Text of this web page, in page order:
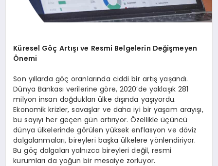
Küresel Göç Artışı ve Resmi Belgelerin Değişmeyen
Önemi
Son yıllarda göç oranlarında ciddi bir artış yaşandı.
Dünya Bankası verilerine göre, 2020’de yaklaşık 281
milyon insan doğdukları ülke dışında yaşıyordu.
Ekonomik krizler, savaşlar ve daha iyi bir yaşam arayışı,
bu sayıyı her geçen gün artırıyor. Özellikle üçüncü
dünya ülkelerinde görülen yüksek enflasyon ve döviz
dalgalanmaları, bireyleri başka ülkelere yönlendiriyor.
Bu göç dalgaları yalnızca bireyleri değil, resmi
kurumları da yoğun bir mesaiye zorluyor.